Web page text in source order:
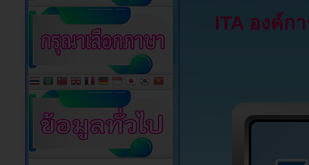
ITA องค์ก